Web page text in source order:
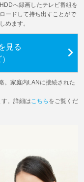
へ録画したテレビ番組を
ードして持ち出すことがで
めます。
見る
家庭内LANに接続された
。詳細はこちら をご覧くだ